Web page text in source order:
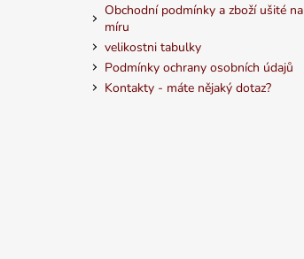
Obchodní podmínky a zboží ušité na
míru
velikostni tabulky
Podmínky ochrany osobních údajů
Kontakty - máte nějaký dotaz?